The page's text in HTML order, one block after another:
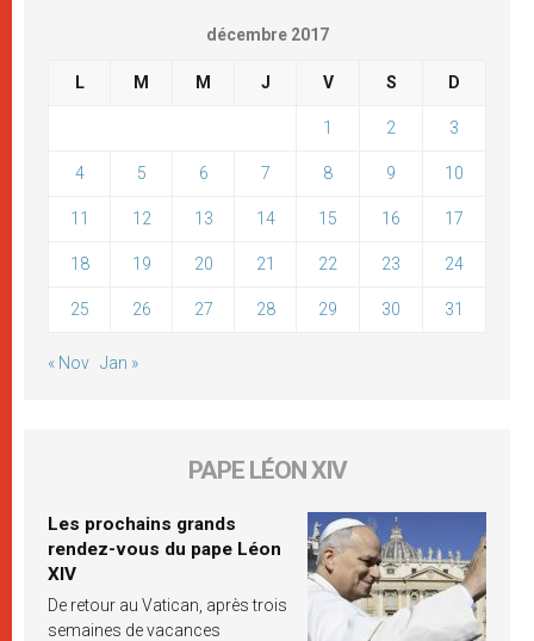
décembre 2017
L M M J V S D
1 2 3
4 5 6 7 8 9 10
11 12 13 14 15 16 17
18 19 20 21 22 23 24
25 26 27 28 29 30 31
« Nov Jan »
PAPE LÉON XIV
Les prochains grands
rendez-vous du pape Léon
XIV
De retour au Vatican, après trois
semaines de vacances